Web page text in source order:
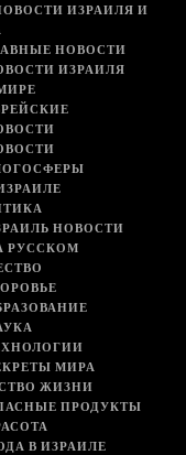
ИЗРАИЛЯ И
НОВОСТИ
ИЗРАИЛЯ
НОВОСТИ
РУССКОМ
МИРА
ЖИЗНИ
ПРОДУКТЫ
В ИЗРАИЛЕ